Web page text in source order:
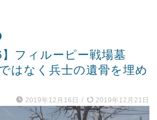
】フィルーピー戦場墓
はなく兵士の遺骨を埋め
2019年12月16日 / 2019年12月21日